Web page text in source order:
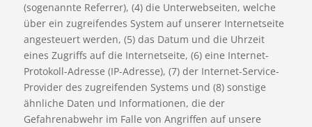
(sogenannte Referrer), (4) die Unterwebseiten, welche
über ein zugreifendes System auf unserer Internetseite
angesteuert werden, (5) das Datum und die Uhrzeit
eines Zugriffs auf die Internetseite, (6) eine Internet-
Protokoll-Adresse (IP-Adresse), (7) der Internet-Service-
Provider des zugreifenden Systems und (8) sonstige
ähnliche Daten und Informationen, die der
Gefahrenabwehr im Falle von Angriffen auf unsere